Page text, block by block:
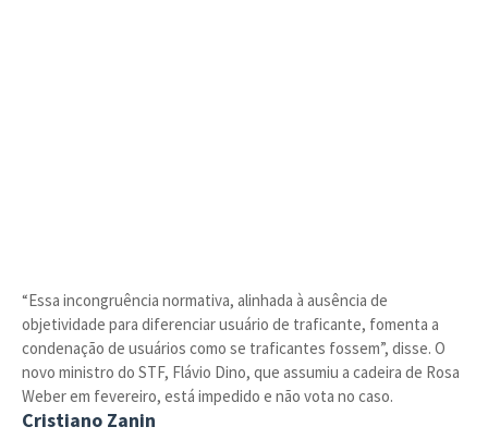
“Essa incongruência normativa, alinhada à ausência de
objetividade para diferenciar usuário de traficante, fomenta a
condenação de usuários como se traficantes fossem”, disse. O
novo ministro do STF, Flávio Dino, que assumiu a cadeira de Rosa
Weber em fevereiro, está impedido e não vota no caso.
Cristiano Zanin